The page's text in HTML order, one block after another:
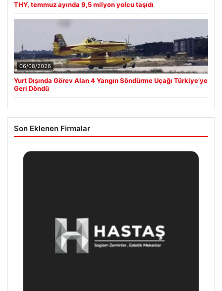
THY, temmuz ayında 9,5 milyon yolcu taşıdı
06/08/2026
Yurt Dışında Görev Alan 4 Yangın Söndürme Uçağı Türkiye’ye
Geri Döndü
Son Eklenen Firmalar